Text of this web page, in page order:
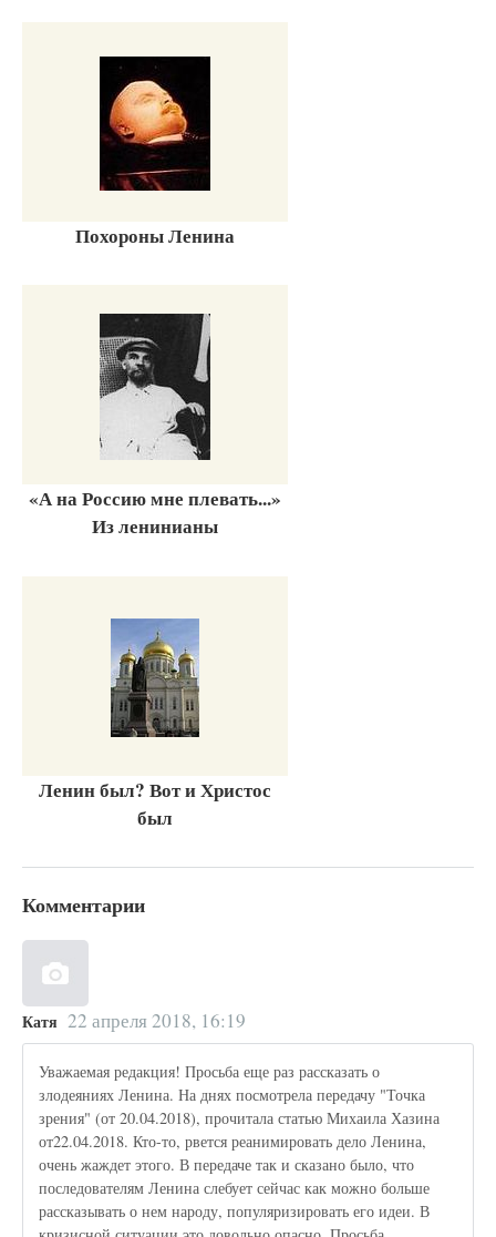
Похороны Ленина
«А на Россию мне плевать...»
Из ленинианы
Ленин был? Вот и Христос
был
Комментарии
Катя 22 апреля 2018, 16:19
Уважаемая редакция! Просьба еще раз рассказать о
злодеяниях Ленина. На днях посмотрела передачу "Точка
зрения" (от 20.04.2018), прочитала статью Михаила Хазина
от22.04.2018. Кто-то, рвется реанимировать дело Ленина,
очень жаждет этого. В передаче так и сказано было, что
последователям Ленина слебует сейчас как можно больше
рассказывать о нем народу, популяризировать его идеи. В